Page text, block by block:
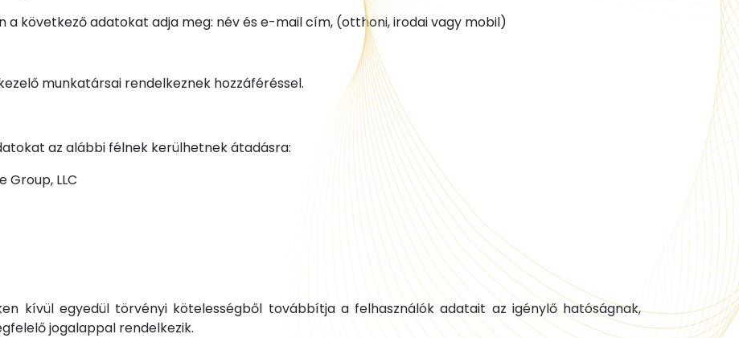
következő adatokat adja meg: név és e-mail cím, (otthoni, irodai vagy mobil)
munkatársai rendelkeznek hozzáféréssel.
az alábbi félnek kerülhetnek átadásra:
Group, LLC
kívül egyedül törvényi kötelességből továbbítja a felhasználók adatait az igénylő hatóságnak,
jogalappal rendelkezik.